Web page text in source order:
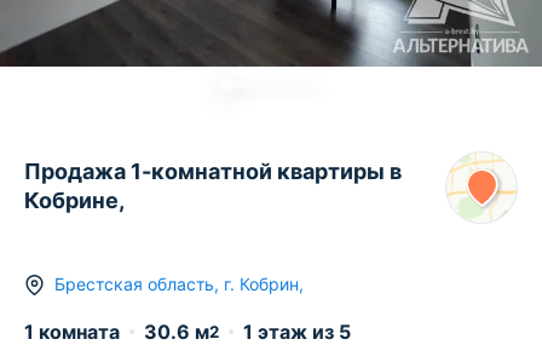
Продажа 1-комнатной квартиры в
Кобрине,
Брестская область, г. Кобрин,
1 комната 30.6 м2 1 этаж из 5